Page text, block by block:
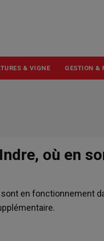
& VIGNE GESTION &
où en
en fonctionnement